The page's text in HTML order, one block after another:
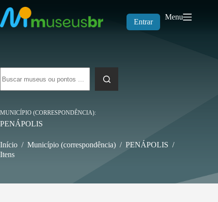
para
o
conteúdo
Entrar
Menu
resultados
MUNICÍPIO (CORRESPONDÊNCIA)
PENÁPOLIS
Início / Município (correspondência) / PENÁPOLIS /
Itens